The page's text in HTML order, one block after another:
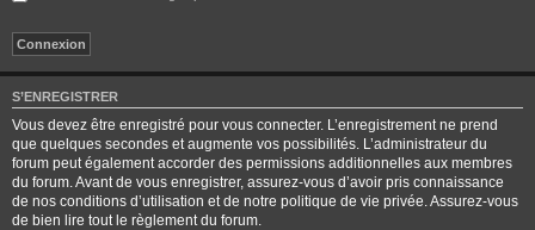
S’ENREGISTRER
Vous devez être enregistré pour vous connecter. L’enregistrement ne prend
que quelques secondes et augmente vos possibilités. L’administrateur du
forum peut également accorder des permissions additionnelles aux membres
du forum. Avant de vous enregistrer, assurez-vous d’avoir pris connaissance
de nos conditions d’utilisation et de notre politique de vie privée. Assurez-vous
de bien lire tout le règlement du forum.